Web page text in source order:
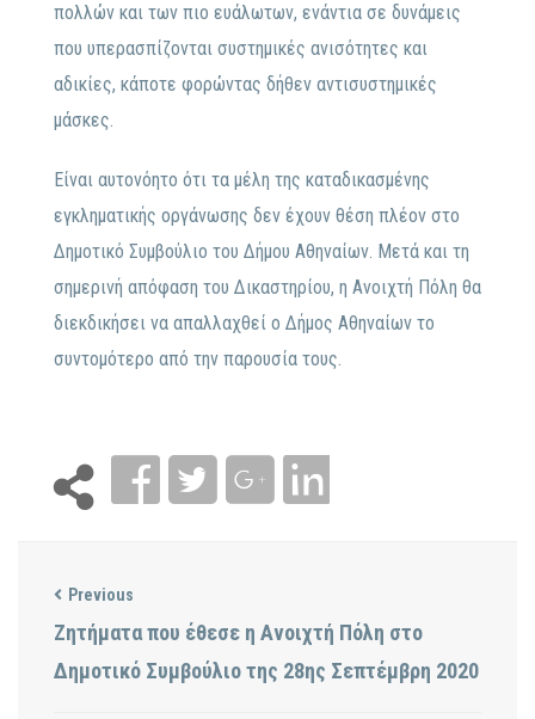
πολλών και των πιο ευάλωτων, ενάντια σε δυνάμεις
που υπερασπίζονται συστημικές ανισότητες και
αδικίες, κάποτε φορώντας δήθεν αντισυστημικές
μάσκες.
Είναι αυτονόητο ότι τα μέλη της καταδικασμένης
εγκληματικής οργάνωσης δεν έχουν θέση πλέον στο
Δημοτικό Συμβούλιο του Δήμου Αθηναίων. Μετά και τη
σημερινή απόφαση του Δικαστηρίου, η Ανοιχτή Πόλη θα
διεκδικήσει να απαλλαχθεί ο Δήμος Αθηναίων το
συντομότερο από την παρουσία τους.
Previous
Ζητήματα που έθεσε η Ανοιχτή Πόλη στο
Δημοτικό Συμβούλιο της 28ης Σεπτέμβρη 2020